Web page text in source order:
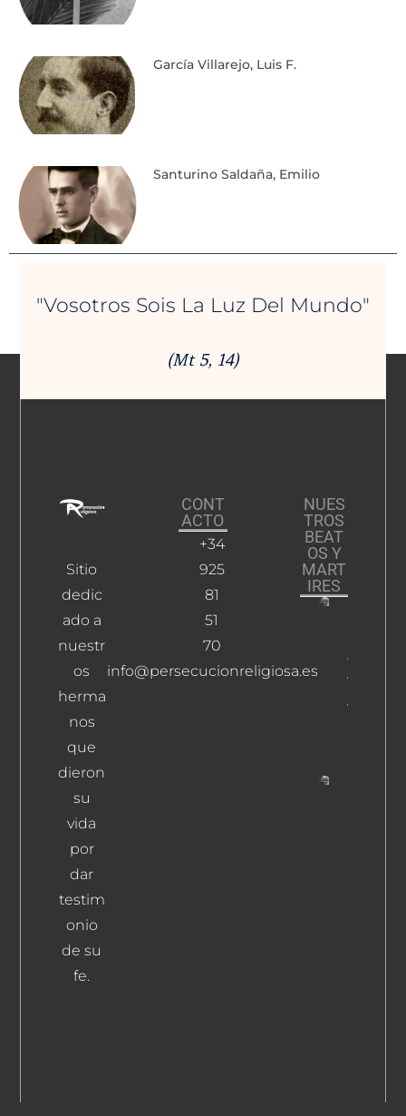
García Villarejo, Luis F.
Santurino Saldaña, Emilio
"Vosotros Sois La Luz Del Mundo"
(Mt 5, 14)
Sitio
dedic
ado a
nuestr
os
herma
nos
que
dieron
su
vida
por
dar
testim
onio
de su
fe.
CONT
ACTO
+34
925
81
51
70
info@persecucionreligiosa.es
NUES
TROS
BEAT
OS Y
MART
IRES
Y
Velasco,
José